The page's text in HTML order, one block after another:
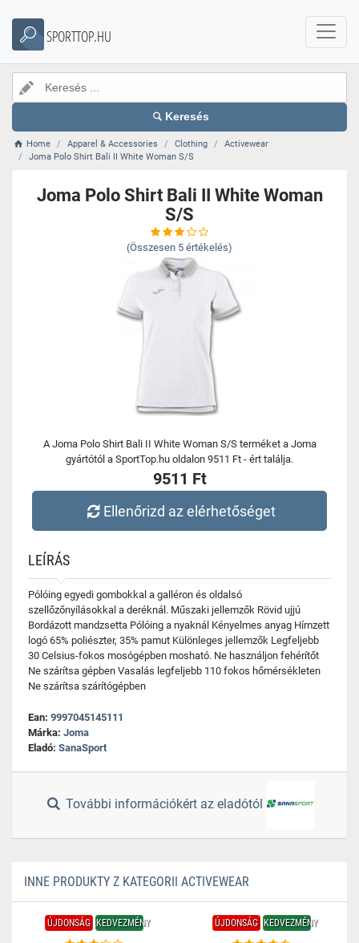
SPORTTOP.HU
Keresés
Home Apparel & Accessories Clothing
Activewear
Joma Polo Shirt Bali II White Woman S/S
Joma Polo Shirt Bali II White Woman
S/S
(Összesen 5 értékelés)
A Joma Polo Shirt Bali II White Woman S/S terméket a Joma
gyártótól a SportTop.hu oldalon 9511 Ft - ért találja.
9511 Ft
Ellenőrizd az elérhetőséget
LEÍRÁS
Pólóing egyedi gombokkal a galléron és oldalsó
szellőzőnyílásokkal a deréknál. Műszaki jellemzők Rövid ujjú
Bordázott mandzsetta Pólóing a nyaknál Kényelmes anyag Hímzett
logó 65% poliészter, 35% pamut Különleges jellemzők Legfeljebb
30 Celsius-fokos mosógépben mosható. Ne használjon fehérítőt
Ne szárítsa gépben Vasalás legfeljebb 110 fokos hőmérsékleten
Ne szárítsa szárítógépben
Ean: 9997045145111
Márka: Joma
Eladó: SanaSport
További információkért az eladótól
INNE PRODUKTY Z KATEGORII ACTIVEWEAR
ÚJDONSÁG KEDVEZMÉNY ÚJDONSÁG KEDVEZMÉNY